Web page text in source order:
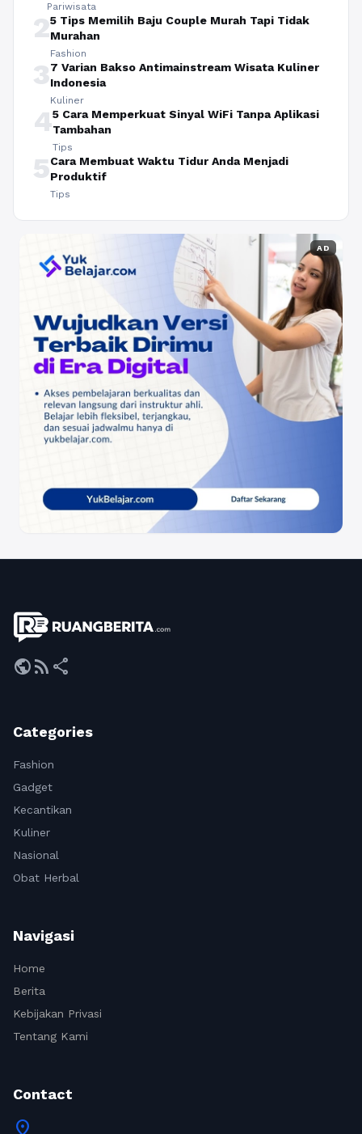
Pariwisata
25 Tips Memilih Baju Couple Murah Tapi Tidak
Murahan
Fashion
37 Varian Bakso Antimainstream Wisata Kuliner
Indonesia
Kuliner
45 Cara Memperkuat Sinyal WiFi Tanpa Aplikasi
Tambahan
Tips
5Cara Membuat Waktu Tidur Anda Menjadi
Produktif
Tips
AD
publicrss_feed share
Categories
Fashion
Gadget
Kecantikan
Kuliner
Nasional
Obat Herbal
Navigasi
Home
Berita
Kebijakan Privasi
Tentang Kami
Contact
location_on